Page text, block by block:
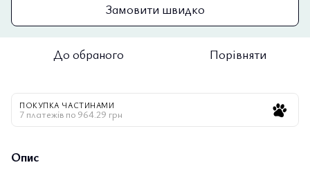
Замовити швидко
До обраного Порівняти
ПОКУПКА ЧАСТИНАМИ
7 платежів по 964.29 грн
Опис